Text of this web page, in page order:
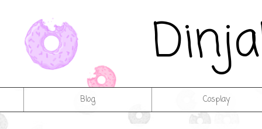
Blog Cosplay